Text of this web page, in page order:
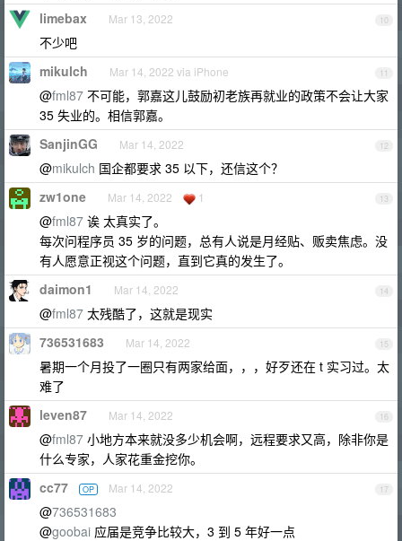
10
limebax Mar 13, 2022
不少吧
11
mikulch Mar 14, 2022 via iPhone
@fml87 不可能，郭嘉这儿鼓励初老族再就业的政策不会让大家
35 失业的。相信郭嘉。
12
SanjinGG Mar 14, 2022
@mikulch 国企都要求 35 以下，还信这个？
13
zw1one Mar 14, 2022 1
@fml87 诶 太真实了。
每次问程序员 35 岁的问题，总有人说是月经贴、贩卖焦虑。没
有人愿意正视这个问题，直到它真的发生了。
14
daimon1 Mar 14, 2022
@fml87 太残酷了，这就是现实
15
736531683 Mar 14, 2022
暑期一个月投了一圈只有两家给面，，，好歹还在 t 实习过。太
难了
16
leven87 Mar 14, 2022
@fml87 小地方本来就没多少机会啊，远程要求又高，除非你是
什么专家，人家花重金挖你。
17
cc77 OP Mar 14, 2022
@736531683
@goobai 应届是竞争比较大，3 到 5 年好一点